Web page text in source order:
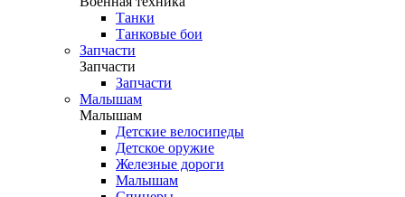
Танки
Танковые бои
Запчасти
Запчасти
Запчасти
Малышам
Малышам
Детские велосипеды
Детское оружие
Железные дороги
Малышам